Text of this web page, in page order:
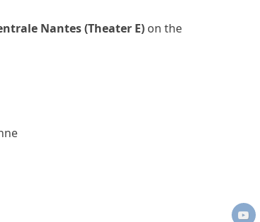
Nantes (Theater E) on the